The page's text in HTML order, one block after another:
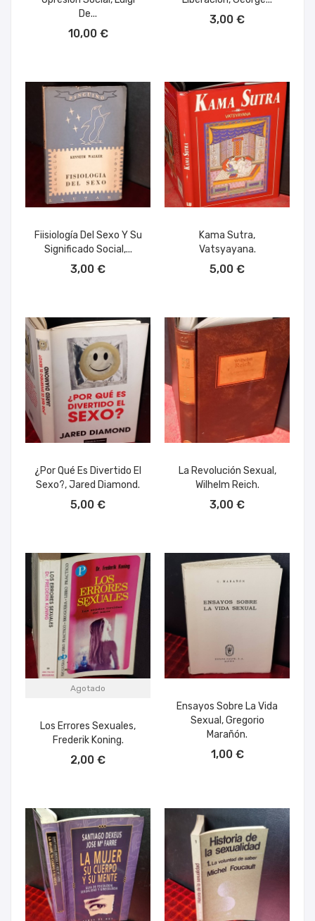
De...
10,00 €
3,00 €
Fiisiología Del Sexo Y Su
Significado Social,...
3,00 €
Kama Sutra,
Vatsyayana.
5,00 €
¿Por Qué Es Divertido El
Sexo?, Jared Diamond.
5,00 €
La Revolución Sexual,
Wilhelm Reich.
3,00 €
Agotado
Los Errores Sexuales,
Frederik Koning.
2,00 €
Ensayos Sobre La Vida
Sexual, Gregorio
Marañón.
1,00 €